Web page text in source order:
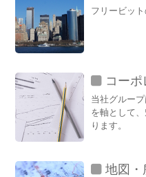
フリービッ
コー
当社グルー
を軸として
ります。
地図・